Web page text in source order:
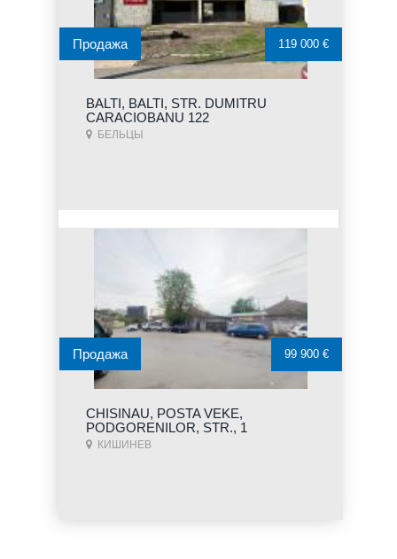
BALTI, BALTI, STR. DUMITRU
CARACIOBANU 122
БЕЛЬЦЫ
Продажа 119 000 €
CHISINAU, POSTA VEKE,
PODGORENILOR, STR., 1
КИШИНЕВ
Продажа 99 900 €